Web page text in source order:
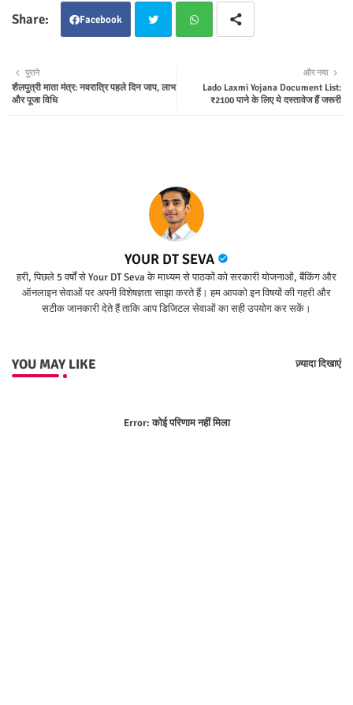
Facebook
ter tsap
और नया
Lado Laxmi Yojana Document List:
₹2100 पाने के लिए ये दस्तावेज हैं जरूरी
पुराने
शैलपुत्री माता मंत्र: नवरात्रि पहले दिन जाप, लाभ
और पूजा विधि
YOUR DT SEVA
हरी, पिछले 5 वर्षों से Your DT Seva के माध्यम से पाठकों को सरकारी योजनाओं, बैंकिंग और
ऑनलाइन सेवाओं पर अपनी विशेषज्ञता साझा करते हैं। हम आपको इन विषयों की गहरी और
सटीक जानकारी देते हैं ताकि आप डिजिटल सेवाओं का सही उपयोग कर सकें।
YOU MAY LIKE ज़्यादा दिखाएं
Error:कोई परिणाम नहीं मिला